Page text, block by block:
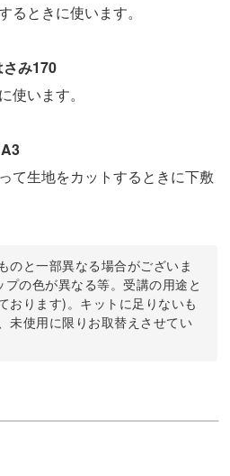
るときに使います。
み170
使います。
て生地をカットするときに下敷
のと一部異なる場合がございま
の色が異なる等。受講の用途と
おります)。キットに足りないも
未使用に限りお取替えさせてい